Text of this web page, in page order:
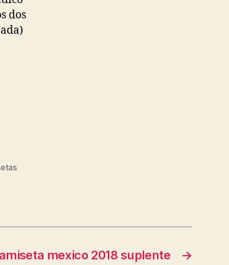
dos
→
mexico 2018 suplente